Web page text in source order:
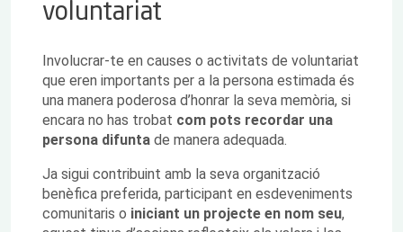
voluntariat
Involucrar-te en causes o activitats de voluntariat
que eren importants per a la persona estimada és
una manera poderosa d’honrar la seva memòria, si
encara no has trobat com pots recordar una
persona difunta de manera adequada.
Ja sigui contribuint amb la seva organització
benèfica preferida, participant en esdeveniments
comunitaris o iniciant un projecte en nom seu,